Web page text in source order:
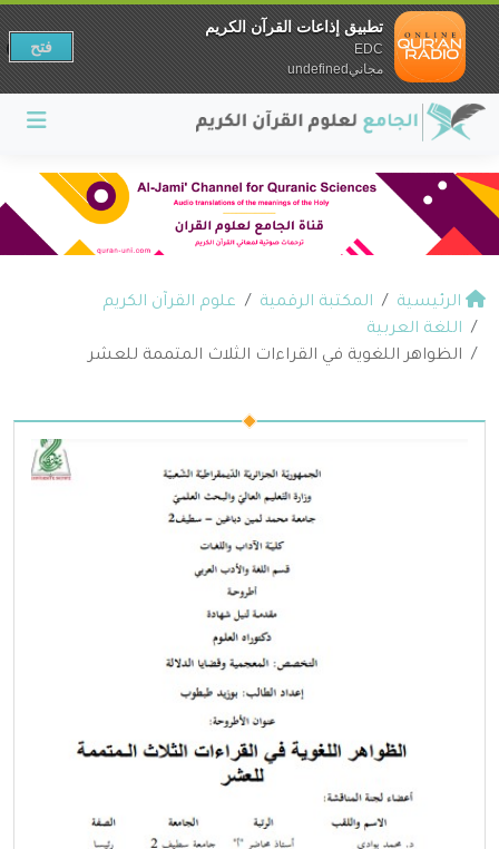
الرئيسية المكتبة الرقمية
علوم القرآن الكريم
اللغة العربية
الظواهر اللغوية في القراءات الثلاث المتممة للعشر
تطبيق إذاعات القرآن الكريم
EDC
مجانيundefined
فتح